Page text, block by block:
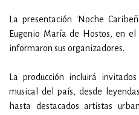
La presentación 'Noche
Eugenio María de Hostos, en
informaron sus organizadores.
La producción incluirá
musical del país, desde
hasta destacados artistas